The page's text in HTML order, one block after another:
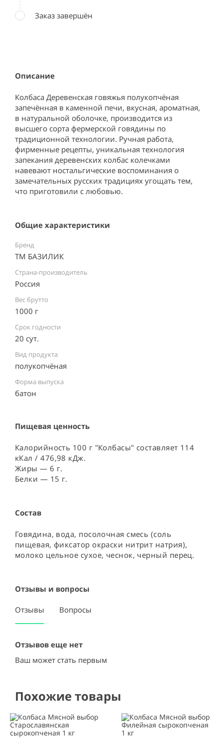
Описание
Колбаса Деревенская говяжья полукопчёная
запечённая в каменной печи, вкусная, ароматная,
в натуральной оболочке, производится из
высшего сорта фермерской говядины по
традиционной технологии. Ручная работа,
фирменные рецепты, уникальная технология
запекания деревенских колбас колечками
навевают ностальгические воспоминания о
замечательных русских традициях угощать тем,
что приготовили с любовью.
Общие характеристики
Бренд
ТМ БАЗИЛИК
Страна-производитель
Россия ⠀
Вес брутто
1000 г
Срок годности
20 сут.
Вид продукта
полукопчёная
Форма выпуска
батон
Пищевая ценность
Калорийность 100 г "Колбасы" составляет 114
кКал / 476,98 кДж.
Жиры — 6 г.
Белки — 15 г.
Состав
Говядина, вода, посолочная смесь (соль
пищевая, фиксатор окраски нитрит натрия),
молоко цельное сухое, чеснок, черный перец.
Отзывы и вопросы
Отзывы Вопросы
Отзывов еще нет
Ваш может стать первым
Заказ завершён
Похожие товары